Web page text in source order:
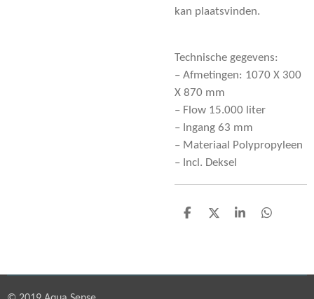
kan plaatsvinden.
Technische gegevens:
– Afmetingen: 1070 X 300
X 870 mm
– Flow 15.000 liter
– Ingang 63 mm
– Materiaal Polypropyleen
– Incl. Deksel
D
D
S
D